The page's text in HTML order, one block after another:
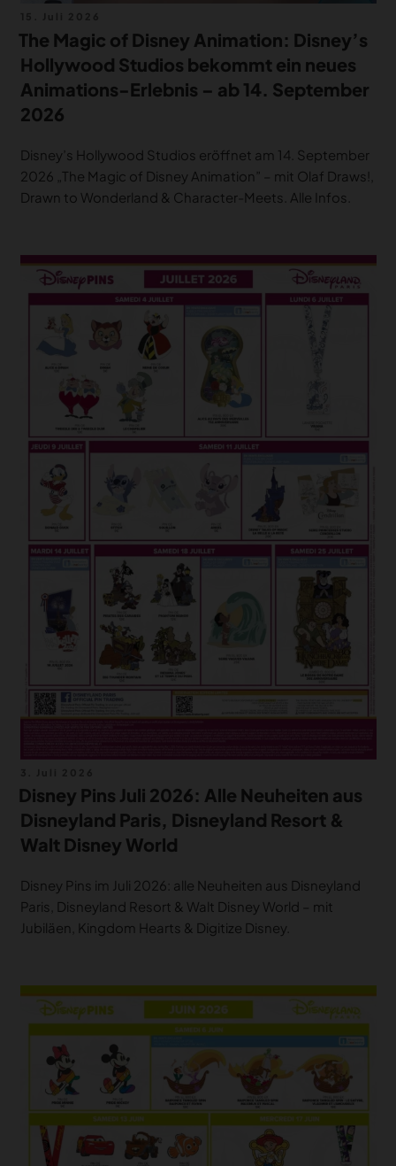
am
The Magic of Disney Animation: Disney’s
Hollywood Studios bekommt ein neues
Animations-Erlebnis – ab 14. September
2026
Disney’s Hollywood Studios eröffnet am 14. September
2026 „The Magic of Disney Animation” – mit Olaf Draws!,
Drawn to Wonderland & Character-Meets. Alle Infos.
am
Disney Pins Juli 2026: Alle Neuheiten aus
Disneyland Paris, Disneyland Resort &
Walt Disney World
Disney Pins im Juli 2026: alle Neuheiten aus Disneyland
Paris, Disneyland Resort & Walt Disney World – mit
Jubiläen, Kingdom Hearts & Digitize Disney.